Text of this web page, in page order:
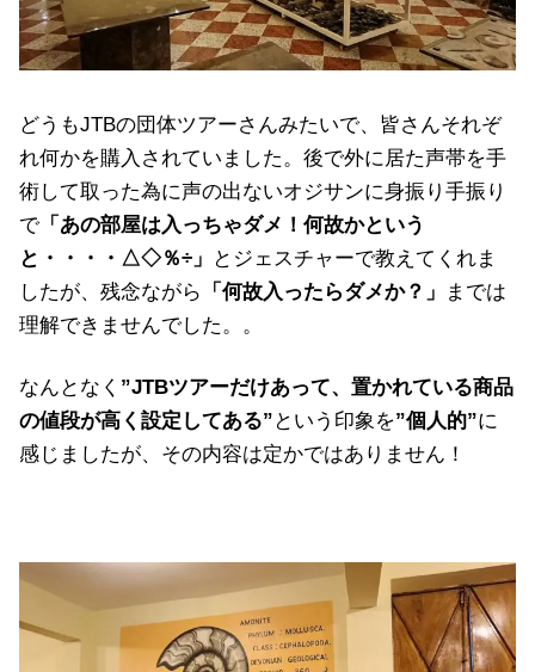
どうもJTBの団体ツアーさんみたいで、皆さんそれぞ
れ何かを購入されていました。後で外に居た声帯を手
術して取った為に声の出ないオジサンに身振り手振り
で「あの部屋は入っちゃダメ！何故かという
と・・・・△◇％÷」
とジェスチャーで教えてくれま
したが、残念ながら
「何故入ったらダメか？」
までは
理解できませんでした。。
なんとなく ”JTBツアーだけあって、置かれている商品
の値段が高く設定してある” という印象を”個人的”に
感じましたが、その内容は定かではありません！